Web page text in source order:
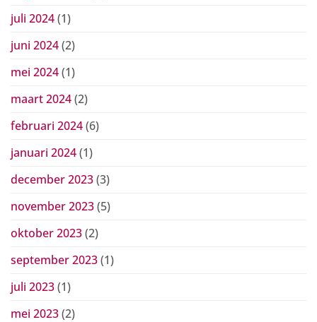
juli 2024(1)
juni 2024(2)
mei 2024(1)
maart 2024(2)
februari 2024(6)
januari 2024(1)
december 2023(3)
november 2023(5)
oktober 2023(2)
september 2023(1)
juli 2023(1)
mei 2023(2)